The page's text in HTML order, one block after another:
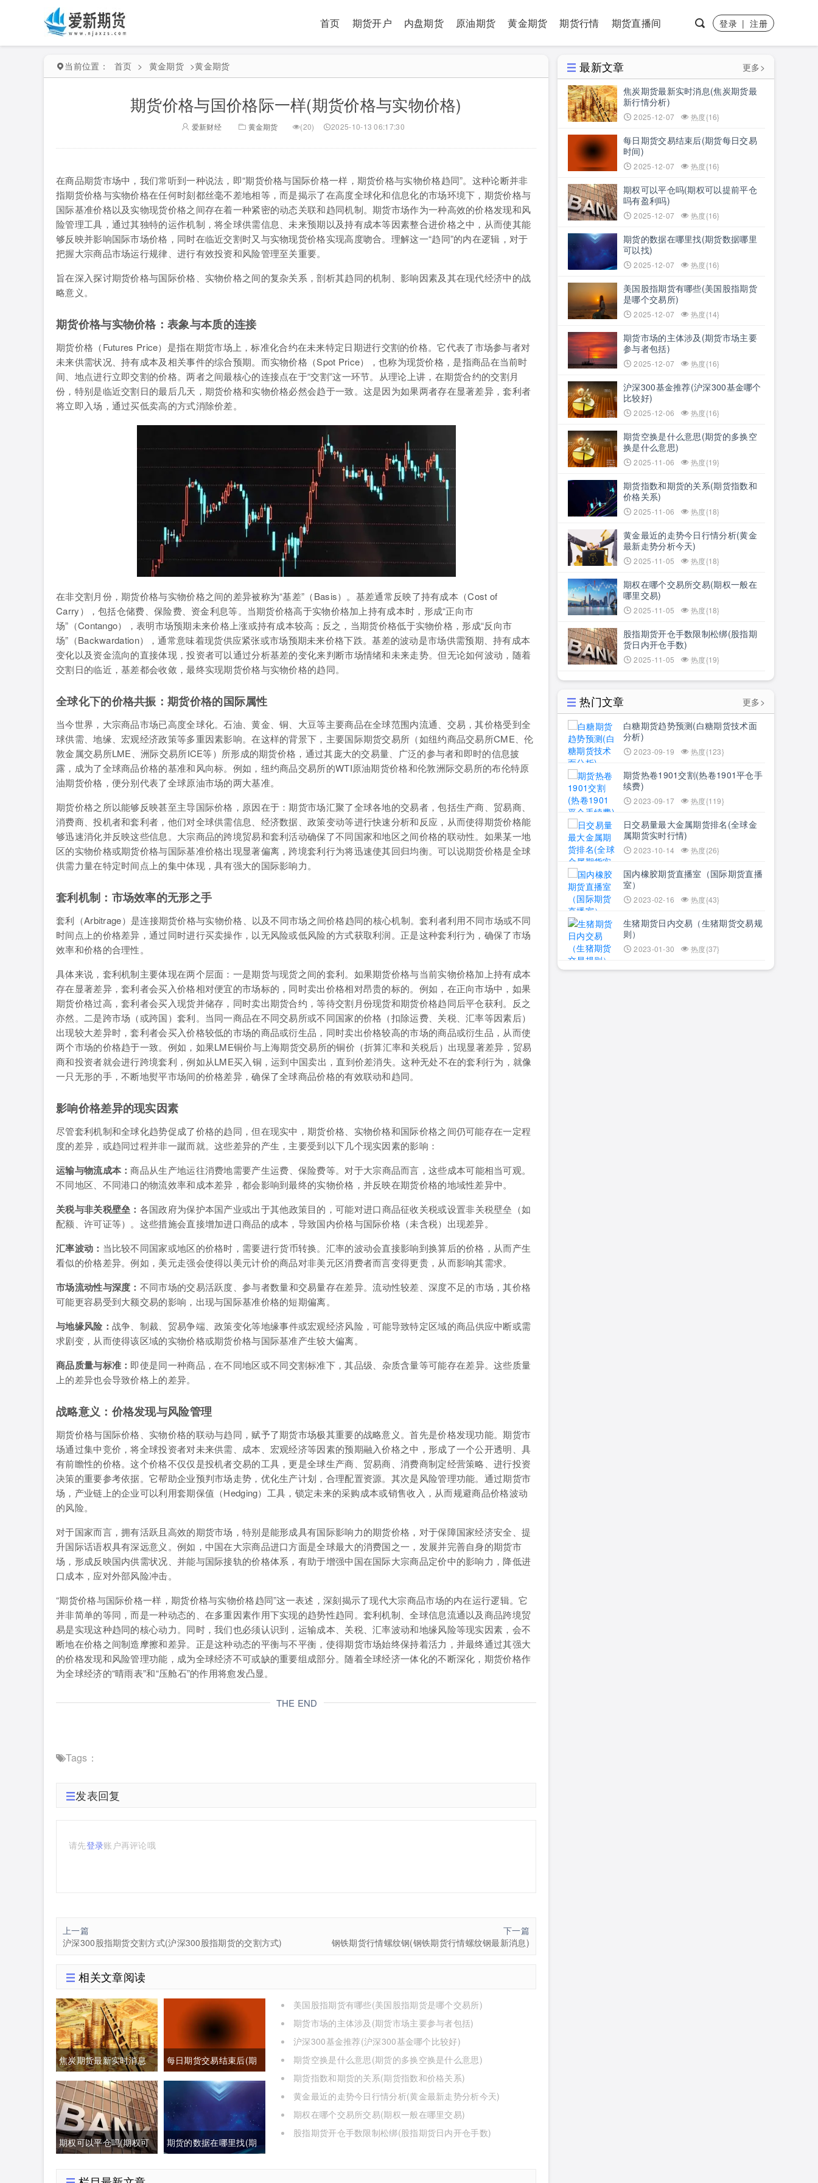
首页 期货开户 内盘期货 原油期货 黄金期货 期货行情 期货直播间 登录|注册
当前位置： 首页 > 黄金期货 >黄金期货
期货价格与国价格际一样(期货价格与实物价格)
爱新财经 黄金期货 (20) 2025-10-13 06:17:30
在商品期货市场中，我们常听到一种说法，即“期货价格与国际价格一样，期货价格与实物价格趋同”。这种论断并非
指期货价格与实物价格在任何时刻都丝毫不差地相等，而是揭示了在高度全球化和信息化的市场环境下，期货价格与
国际基准价格以及实物现货价格之间存在着一种紧密的动态关联和趋同机制。期货市场作为一种高效的价格发现和风
险管理工具，通过其独特的运作机制，将全球供需信息、未来预期以及持有成本等因素整合进价格之中，从而使其能
够反映并影响国际市场价格，同时在临近交割时又与实物现货价格实现高度吻合。理解这一“趋同”的内在逻辑，对于
把握大宗商品市场运行规律、进行有效投资和风险管理至关重要。
旨在深入探讨期货价格与国际价格、实物价格之间的复杂关系，剖析其趋同的机制、影响因素及其在现代经济中的战
略意义。
期货价格与实物价格：表象与本质的连接
期货价格（Futures Price）是指在期货市场上，标准化合约在未来特定日期进行交割的价格。它代表了市场参与者对
未来供需状况、持有成本及相关事件的综合预期。而实物价格（Spot Price），也称为现货价格，是指商品在当前时
间、地点进行立即交割的价格。两者之间最核心的连接点在于“交割”这一环节。从理论上讲，在期货合约的交割月
份，特别是临近交割日的最后几天，期货价格和实物价格必然会趋于一致。这是因为如果两者存在显著差异，套利者
将立即入场，通过买低卖高的方式消除价差。
在非交割月份，期货价格与实物价格之间的差异被称为“基差”（Basis）。基差通常反映了持有成本（Cost of
Carry），包括仓储费、保险费、资金利息等。当期货价格高于实物价格加上持有成本时，形成“正向市
场”（Contango），表明市场预期未来价格上涨或持有成本较高；反之，当期货价格低于实物价格，形成“反向市
场”（Backwardation），通常意味着现货供应紧张或市场预期未来价格下跌。基差的波动是市场供需预期、持有成本
变化以及资金流向的直接体现，投资者可以通过分析基差的变化来判断市场情绪和未来走势。但无论如何波动，随着
交割日的临近，基差都会收敛，最终实现期货价格与实物价格的趋同。
全球化下的价格共振：期货价格的国际属性
当今世界，大宗商品市场已高度全球化。石油、黄金、铜、大豆等主要商品在全球范围内流通、交易，其价格受到全
球供需、地缘、宏观经济政策等多重因素影响。在这样的背景下，主要国际期货交易所（如纽约商品交易所CME、伦
敦金属交易所LME、洲际交易所ICE等）所形成的期货价格，通过其庞大的交易量、广泛的参与者和即时的信息披
露，成为了全球商品价格的基准和风向标。例如，纽约商品交易所的WTI原油期货价格和伦敦洲际交易所的布伦特原
油期货价格，便分别代表了全球原油市场的两大基准。
期货价格之所以能够反映甚至主导国际价格，原因在于：期货市场汇聚了全球各地的交易者，包括生产商、贸易商、
消费商、投机者和套利者，他们对全球供需信息、经济数据、政策变动等进行快速分析和反应，从而使得期货价格能
够迅速消化并反映这些信息。大宗商品的跨境贸易和套利活动确保了不同国家和地区之间价格的联动性。如果某一地
区的实物价格或期货价格与国际基准价格出现显著偏离，跨境套利行为将迅速使其回归均衡。可以说期货价格是全球
供需力量在特定时间点上的集中体现，具有强大的国际影响力。
套利机制：市场效率的无形之手
套利（Arbitrage）是连接期货价格与实物价格、以及不同市场之间价格趋同的核心机制。套利者利用不同市场或不同
时间点上的价格差异，通过同时进行买卖操作，以无风险或低风险的方式获取利润。正是这种套利行为，确保了市场
效率和价格的合理性。
具体来说，套利机制主要体现在两个层面：一是期货与现货之间的套利。如果期货价格与当前实物价格加上持有成本
存在显著差异，套利者会买入价格相对便宜的市场标的，同时卖出价格相对昂贵的标的。例如，在正向市场中，如果
期货价格过高，套利者会买入现货并储存，同时卖出期货合约，等待交割月份现货和期货价格趋同后平仓获利。反之
亦然。二是跨市场（或跨国）套利。当同一商品在不同交易所或不同国家的价格（扣除运费、关税、汇率等因素后）
出现较大差异时，套利者会买入价格较低的市场的商品或衍生品，同时卖出价格较高的市场的商品或衍生品，从而使
两个市场的价格趋于一致。例如，如果LME铜价与上海期货交易所的铜价（折算汇率和关税后）出现显著差异，贸易
商和投资者就会进行跨境套利，例如从LME买入铜，运到中国卖出，直到价差消失。这种无处不在的套利行为，就像
一只无形的手，不断地熨平市场间的价格差异，确保了全球商品价格的有效联动和趋同。
影响价格差异的现实因素
尽管套利机制和全球化趋势促成了价格的趋同，但在现实中，期货价格、实物价格和国际价格之间仍可能存在一定程
度的差异，或趋同过程并非一蹴而就。这些差异的产生，主要受到以下几个现实因素的影响：
运输与物流成本：商品从生产地运往消费地需要产生运费、保险费等。对于大宗商品而言，这些成本可能相当可观。
不同地区、不同港口的物流效率和成本差异，都会影响到最终的实物价格，并反映在期货价格的地域性差异中。
关税与非关税壁垒： 各国政府为保护本国产业或出于其他政策目的，可能对进口商品征收关税或设置非关税壁垒（如
配额、许可证等）。这些措施会直接增加进口商品的成本，导致国内价格与国际价格（未含税）出现差异。
汇率波动： 当比较不同国家或地区的价格时，需要进行货币转换。汇率的波动会直接影响到换算后的价格，从而产生
看似的价格差异。例如，美元走强会使得以美元计价的商品对非美元区消费者而言变得更贵，从而影响其需求。
市场流动性与深度： 不同市场的交易活跃度、参与者数量和交易量存在差异。流动性较差、深度不足的市场，其价格
可能更容易受到大额交易的影响，出现与国际基准价格的短期偏离。
与地缘风险： 战争、制裁、贸易争端、政策变化等地缘事件或宏观经济风险，可能导致特定区域的商品供应中断或需
求剧变，从而使得该区域的实物价格或期货价格与国际基准产生较大偏离。
商品质量与标准： 即使是同一种商品，在不同地区或不同交割标准下，其品级、杂质含量等可能存在差异。这些质量
上的差异也会导致价格上的差异。
战略意义：价格发现与风险管理
期货价格与国际价格、实物价格的联动与趋同，赋予了期货市场极其重要的战略意义。首先是价格发现功能。期货市
场通过集中竞价，将全球投资者对未来供需、成本、宏观经济等因素的预期融入价格之中，形成了一个公开透明、具
有前瞻性的价格。这个价格不仅仅是投机者交易的工具，更是全球生产商、贸易商、消费商制定经营策略、进行投资
决策的重要参考依据。它帮助企业预判市场走势，优化生产计划，合理配置资源。其次是风险管理功能。通过期货市
场，产业链上的企业可以利用套期保值（Hedging）工具，锁定未来的采购成本或销售收入，从而规避商品价格波动
的风险。
对于国家而言，拥有活跃且高效的期货市场，特别是能形成具有国际影响力的期货价格，对于保障国家经济安全、提
升国际话语权具有深远意义。例如，中国在大宗商品进口方面是全球最大的消费国之一，发展并完善自身的期货市
场，形成反映国内供需状况、并能与国际接轨的价格体系，有助于增强中国在国际大宗商品定价中的影响力，降低进
口成本，应对外部风险冲击。
“期货价格与国际价格一样，期货价格与实物价格趋同”这一表述，深刻揭示了现代大宗商品市场的内在运行逻辑。它
并非简单的等同，而是一种动态的、在多重因素作用下实现的趋势性趋同。套利机制、全球信息流通以及商品跨境贸
易是实现这种趋同的核心动力。同时，我们也必须认识到，运输成本、关税、汇率波动和地缘风险等现实因素，会不
断地在价格之间制造摩擦和差异。正是这种动态的平衡与不平衡，使得期货市场始终保持着活力，并最终通过其强大
的价格发现和风险管理功能，成为全球经济不可或缺的重要组成部分。随着全球经济一体化的不断深化，期货价格作
为全球经济的“晴雨表”和“压舱石”的作用将愈发凸显。
THE END
Tags：
发表回复
请先登录账户再评论哦
上一篇
沪深300股指期货交割方式(沪深300股指期货的交割方式)
下一篇
钢铁期货行情螺纹钢(钢铁期货行情螺纹钢最新消息)
相关文章阅读
焦炭期货最新实时消息
(焦炭期货最新行情分析)
每日期货交易结束后(期
货每日交易时间)
期权可以平仓吗(期权可
期货的数据在哪里找(期
美国股指期货有哪些(美国股指期货是哪个交易所)
期货市场的主体涉及(期货市场主要参与者包括)
沪深300基金推荐(沪深300基金哪个比较好)
期货空换是什么意思(期货的多换空换是什么意思)
期货指数和期货的关系(期货指数和价格关系)
黄金最近的走势今日行情分析(黄金最新走势分析今天)
期权在哪个交易所交易(期权一般在哪里交易)
股指期货开仓手数限制松绑(股指期货日内开仓手数)
最新文章
更多>
焦炭期货最新实时消息(焦炭期货最
新行情分析)
2025-12-07 热度{16}
每日期货交易结束后(期货每日交易
时间)
2025-12-07 热度{16}
期权可以平仓吗(期权可以提前平仓
吗有盈利吗)
2025-12-07 热度{16}
期货的数据在哪里找(期货数据哪里
可以找)
2025-12-07 热度{16}
美国股指期货有哪些(美国股指期货
是哪个交易所)
2025-12-07 热度{14}
期货市场的主体涉及(期货市场主要
参与者包括)
2025-12-07 热度{16}
沪深300基金推荐(沪深300基金哪个
比较好)
2025-12-06 热度{16}
期货空换是什么意思(期货的多换空
换是什么意思)
2025-11-06 热度{19}
期货指数和期货的关系(期货指数和
价格关系)
2025-11-06 热度{18}
黄金最近的走势今日行情分析(黄金
最新走势分析今天)
2025-11-05 热度{18}
期权在哪个交易所交易(期权一般在
哪里交易)
2025-11-05 热度{18}
股指期货开仓手数限制松绑(股指期
货日内开仓手数)
2025-11-05 热度{19}
热门文章
更多>
白糖期货趋势预测(白糖期货技术面
分析)
2023-09-19 热度{123}
期货热卷1901交割(热卷1901平仓手
续费)
2023-09-17 热度{119}
日交易量最大金属期货排名(全球金
属期货实时行情)
2023-10-14 热度{26}
国内橡胶期货直播室（国际期货直播
室）
2023-02-16 热度{43}
生猪期货日内交易（生猪期货交易规
则）
2023-01-30 热度{37}